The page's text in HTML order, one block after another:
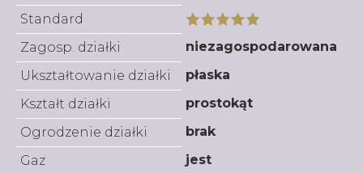
Standard
Zagosp. działki
niezagospodarowana
Ukształtowanie działki
płaska
Kształt działki
prostokąt
Ogrodzenie działki
brak
Gaz
jest